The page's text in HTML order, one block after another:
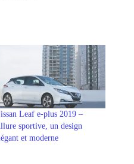
Leaf e-plus 2019 –
sportive, un design
et moderne